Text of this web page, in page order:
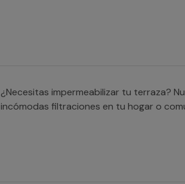
¿Necesitas impermeabilizar tu terraza?
incómodas filtraciones en tu hogar o